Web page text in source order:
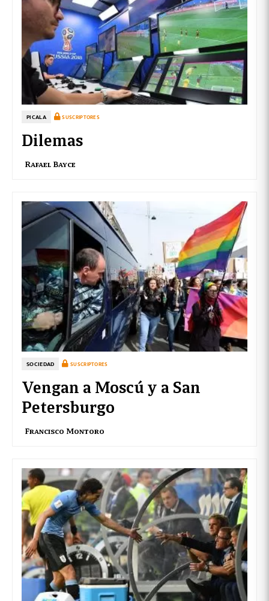
PICALA SUSCRIPTORES
Dilemas
Rafael Bayce
SOCIEDAD SUSCRIPTORES
Vengan a Moscú y a San
Petersburgo
Francisco Montoro